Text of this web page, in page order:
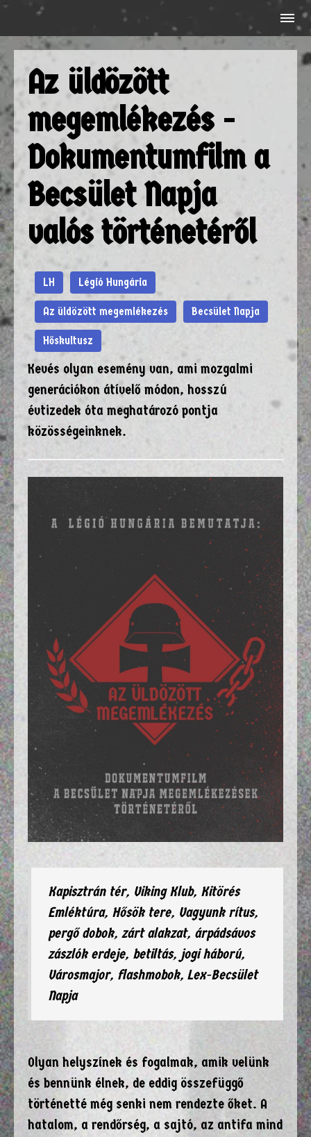
Az üldözött
megemlékezés -
Dokumentumfilm a
Becsület Napja
valós történetéről
LH Légió Hungária
Az üldözött megemlékezés Becsület Napja
Hőskultusz
Kevés olyan esemény van, ami mozgalmi
generációkon átívelő módon, hosszú
évtizedek óta meghatározó pontja
közösségeinknek.
Kapisztrán tér, Viking Klub, Kitörés
Emléktúra, Hősök tere, Vagyunk rítus,
pergő dobok, zárt alakzat, árpádsávos
zászlók erdeje, betiltás, jogi háború,
Városmajor, flashmobok, Lex-Becsület
Napja
Olyan helyszínek és fogalmak, amik velünk
és bennünk élnek, de eddig összefüggő
történetté még senki nem rendezte őket. A
hatalom, a rendőrség, a sajtó, az antifa mind